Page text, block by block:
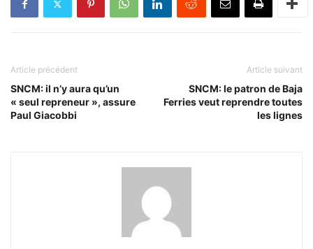
Article précédent
SNCM: il n’y aura qu’un
« seul repreneur », assure
Paul Giacobbi
Article suivant
SNCM: le patron de Baja
Ferries veut reprendre toutes
les lignes